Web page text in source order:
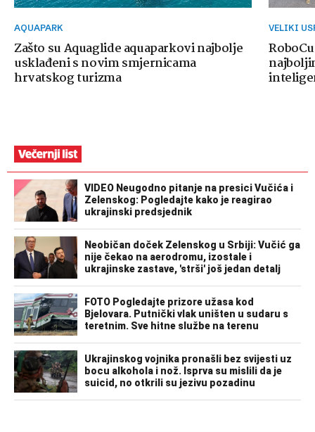
AQUAPARK
Zašto su Aquaglide aquaparkovi najbolje
usklađeni s novim smjernicama
hrvatskog turizma
VELIKI